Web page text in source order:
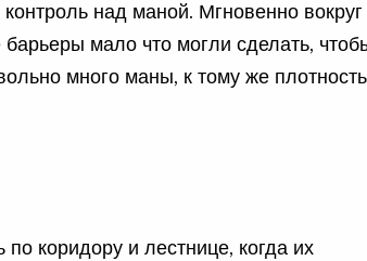
над маной. Мгновенно вокруг
мало что могли сделать,
много маны, к тому же плотность
коридору и лестнице, когда их